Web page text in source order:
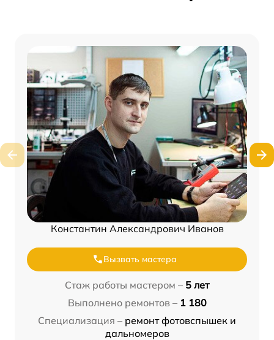
Константин Александрович Иванов
Вызвать мастера
Стаж работы мастером – 5 лет
Выполнено ремонтов – 1 180
Специализация – ремонт фотовспышек и
дальномеров